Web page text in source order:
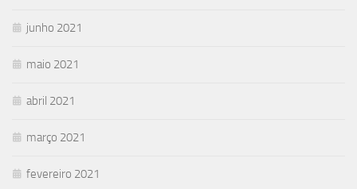
junho 2021
maio 2021
abril 2021
março 2021
fevereiro 2021